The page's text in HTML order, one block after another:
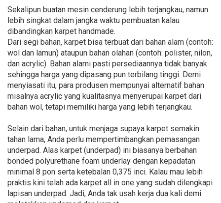
Sekalipun buatan mesin cenderung lebih terjangkau, namun
lebih singkat dalam jangka waktu pembuatan kalau
dibandingkan karpet handmade.
Dari segi bahan, karpet bisa terbuat dari bahan alam (contoh:
wol dan lamun) ataupun bahan olahan (contoh: polister, nilon,
dan acrylic). Bahan alami pasti persediaannya tidak banyak
sehingga harga yang dipasang pun terbilang tinggi. Demi
menyiasati itu, para produsen mempunyai alternatif bahan
misalnya acrylic yang kualitasnya menyerupai karpet dari
bahan wol, tetapi memiliki harga yang lebih terjangkau.
Selain dari bahan, untuk menjaga supaya karpet semakin
tahan lama, Anda perlu mempertimbangkan pemasangan
underpad. Alas karpet (underpad) ini biasanya berbahan
bonded polyurethane foam underlay dengan kepadatan
minimal 8 pon serta ketebalan 0,375 inci. Kalau mau lebih
praktis kini telah ada karpet all in one yang sudah dilengkapi
lapisan underpad. Jadi, Anda tak usah kerja dua kali demi